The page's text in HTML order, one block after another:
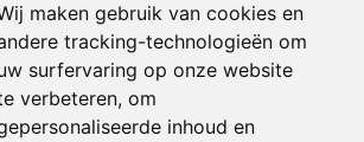
maken gebruik van cookies en
tracking-technologieën om
surfervaring op onze website
verbeteren, om
inhoud en
top 3